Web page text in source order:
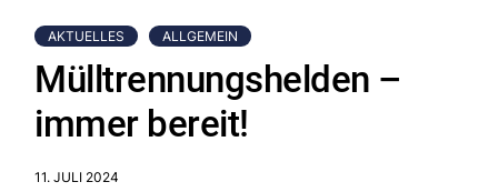
AKTUELLES ALLGEMEIN
Mülltrennungshelden –
immer bereit!
11. JULI 2024